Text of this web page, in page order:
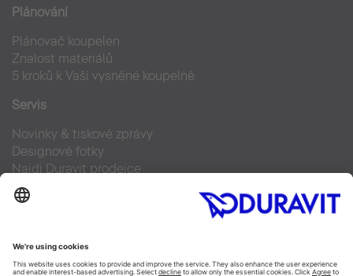
Plánování
Plánovač koupelen
Znalost materiálů
5 kroků k Vaší vysněné koupelně
Servis
Novinky & tiskové zprávy
Designové fotky
Najdi Duravit prodejce
Často kladené otázky
Facebook
Instagram